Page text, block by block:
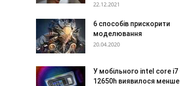
22.12.2021
6 способів прискорити
моделювання
20.04.2020
У мобільного intel core i7
12650h виявилося менше